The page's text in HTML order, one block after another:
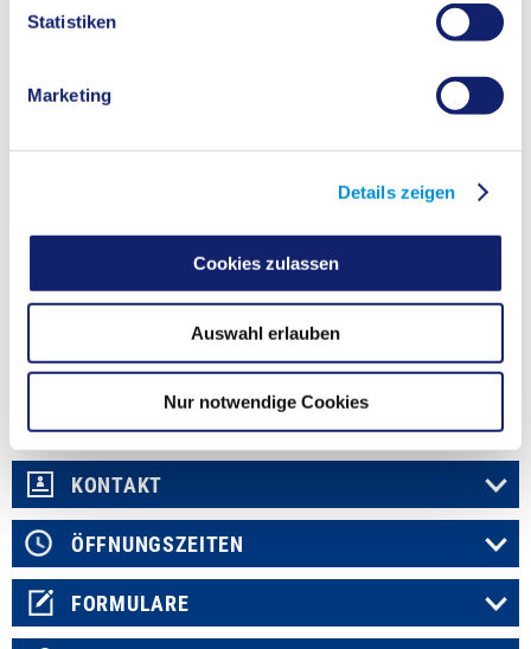
Statistiken
Marketing
Details zeigen
Cookies zulassen
Auswahl erlauben
Nur notwendige Cookies
Sollten Sie darüber hinaus Fragen zu einem konkreten Steuerfall haben,
wenden Sie sich bitte an:
Semerteichstraße 47-49
an welche Kontaktstelle des Zolls in Ihrer Nähe Sie sich wenden können,
finden Sie auf den Internetseitenwww.zoll.de
Fachdienst
Straßenverkehrsamt - Zulassungsstelle
KONTAKT
ÖFFNUNGSZEITEN
FORMULARE